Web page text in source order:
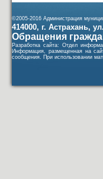
©2005-2016 Администрация
414000, г. Астрахань,
Обращения
Разработка сайта: Отдел
Информация, размещенная на
сообщения. При использовании